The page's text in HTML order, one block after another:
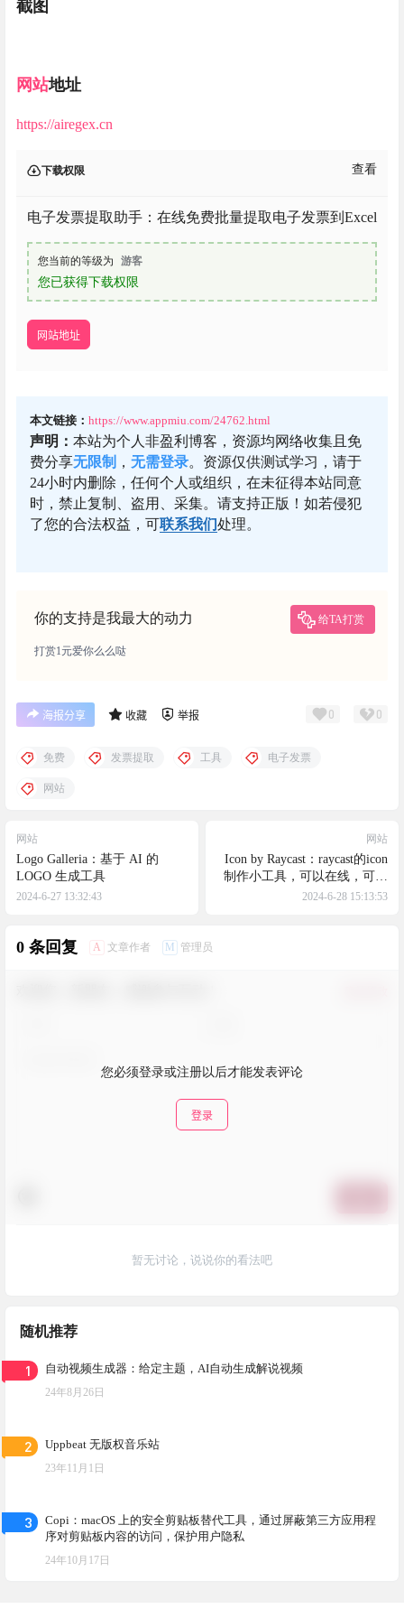
截图
网站地址
https://airegex.cn
下载权限 查看
电子发票提取助手：在线免费批量提取电子发票到Excel
您当前的等级为 游客
您已获得下载权限
网站地址
本文链接： https://www.appmiu.com/24762.html
声明： 本站为个人非盈利博客，资源均网络收集且免
费分享无限制 ， 无需登录。资源仅供测试学习，请于
24小时内删除，任何个人或组织，在未征得本站同意
时，禁止复制、盗用、采集。请支持正版！如若侵犯
了您的合法权益，可联系我们处理。
你的支持是我最大的动力 给TA打赏
打赏1元爱你么么哒
海报分享 收藏 举报 0 0
免费 发票提取 工具 电子发票
网站
网站
Logo Galleria：基于 AI 的
LOGO 生成工具
2024-6-27 13:32:43
网站
Icon by Raycast：raycast的icon
制作小工具，可以在线，可以
内嵌
2024-6-28 15:13:53
0 条回复 A 文章作者 M 管理员
您必须登录或注册以后才能发表评论
登录
暂无讨论，说说你的看法吧
随机推荐
1 自动视频生成器：给定主题，AI自动生成解说视频
24年8月26日
2 Uppbeat 无版权音乐站
23年11月1日
3
Copi：macOS 上的安全剪贴板替代工具，通过屏蔽第三方应用程
序对剪贴板内容的访问，保护用户隐私
24年10月17日